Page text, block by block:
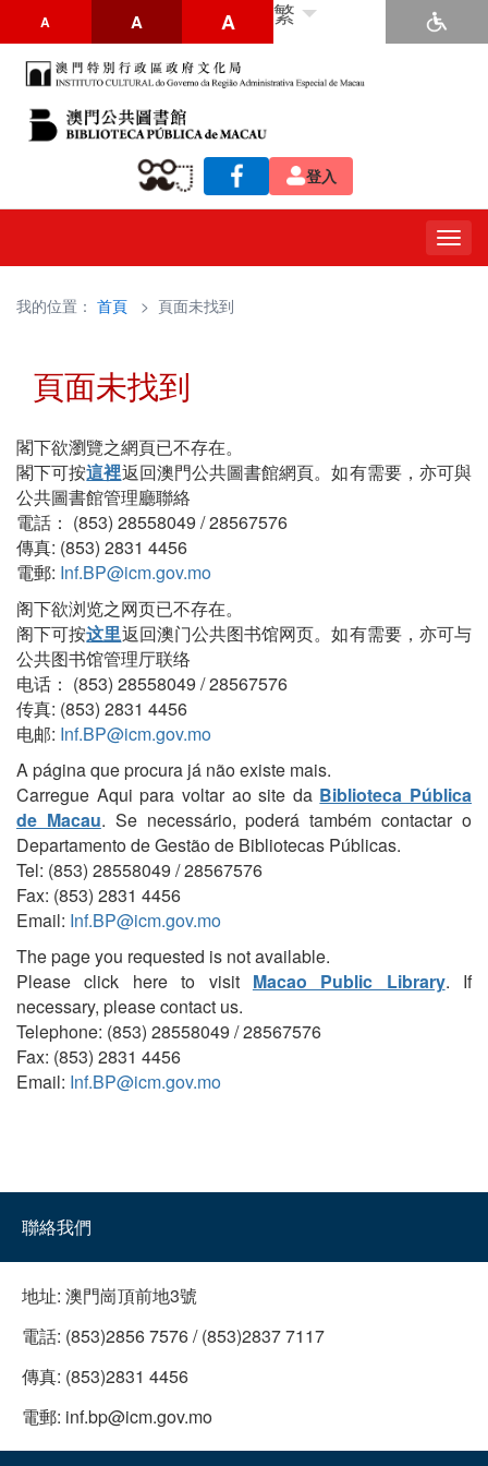
A A A 繁
登入
我的位置： 首頁 > 頁面未找到
頁面未找到
閣下欲瀏覽之網頁已不存在。
閣下可按這裡返回澳門公共圖書館網頁。如有需要，亦可與
公共圖書館管理廳聯絡
電話： (853) 28558049 / 28567576
傳真: (853) 2831 4456
電郵: Inf.BP@icm.gov.mo
阁下欲浏览之网页已不存在。
阁下可按这里返回澳门公共图书馆网页。如有需要，亦可与
公共图书馆管理厅联络
电话： (853) 28558049 / 28567576
传真: (853) 2831 4456
电邮: Inf.BP@icm.gov.mo
A página que procura já não existe mais.
Carregue Aqui para voltar ao site da Biblioteca Pública
de Macau. Se necessário, poderá também contactar o
Departamento de Gestão de Bibliotecas Públicas.
Tel: (853) 28558049 / 28567576
Fax: (853) 2831 4456
Email: Inf.BP@icm.gov.mo
The page you requested is not available.
Please click here to visit Macao Public Library. If
necessary, please contact us.
Telephone: (853) 28558049 / 28567576
Fax: (853) 2831 4456
Email: Inf.BP@icm.gov.mo
聯絡我們
地址: 澳門崗頂前地3號
電話: (853)2856 7576 / (853)2837 7117
傳真: (853)2831 4456
電郵: inf.bp@icm.gov.mo